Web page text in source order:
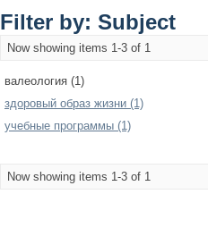
Filter by: Subject
Now showing items 1-3 of 1
валеология (1)
здоровый образ жизни (1)
учебные программы (1)
Now showing items 1-3 of 1